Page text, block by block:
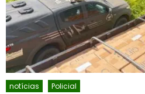
notícias Policial